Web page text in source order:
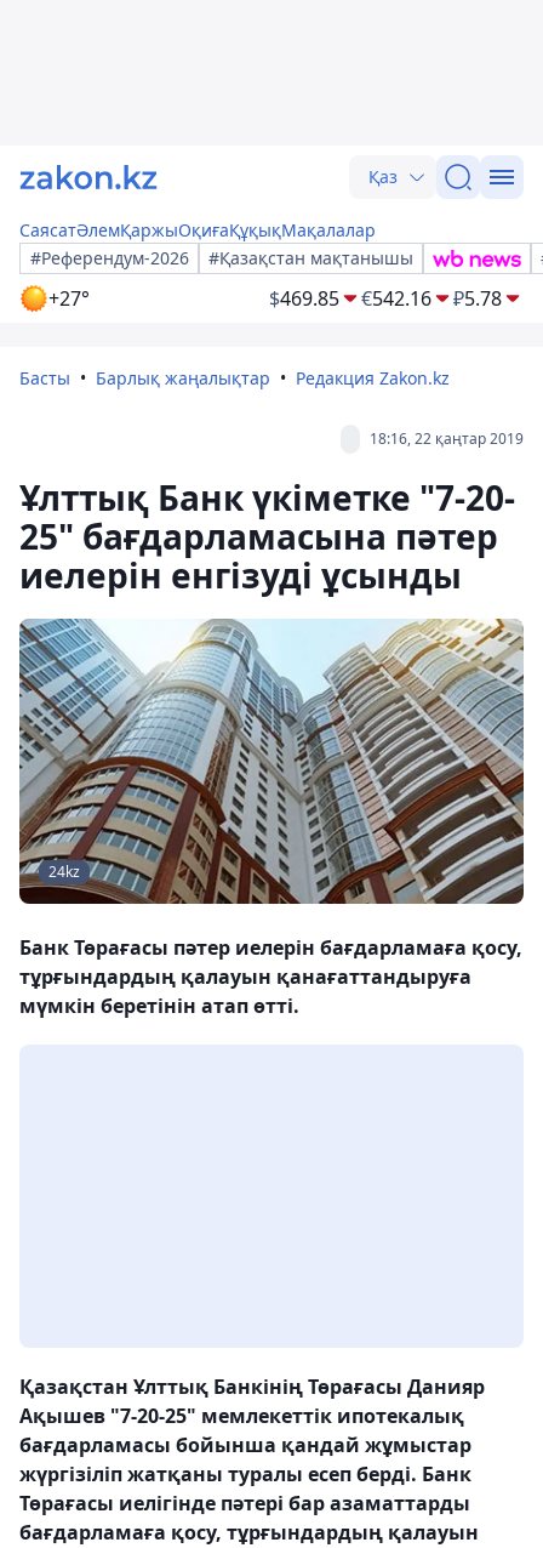
Қаз
СаясатӘлемҚаржыОқиғаҚұқықМақалалар
#Референдум-2026
#Қазақстан мақтанышы
+27° $469.85 €542.16 ₽5.78
Басты Барлық жаңалықтар Редакция Zakon.kz
18:16, 22 қаңтар 2019
Ұлттық Банк үкіметке "7-20-
25" бағдарламасына пәтер
иелерін енгізуді ұсынды
24kz
Банк Төрағасы пәтер иелерін бағдарламаға қосу,
тұрғындардың қалауын қанағаттандыруға
мүмкін беретінін атап өтті.
Қазақстан Ұлттық Банкінің Төрағасы Данияр
Ақышев "7-20-25" мемлекеттік ипотекалық
бағдарламасы бойынша қандай жұмыстар
жүргізіліп жатқаны туралы есеп берді. Банк
Төрағасы иелігінде пәтері бар азаматтарды
бағдарламаға қосу, тұрғындардың қалауын